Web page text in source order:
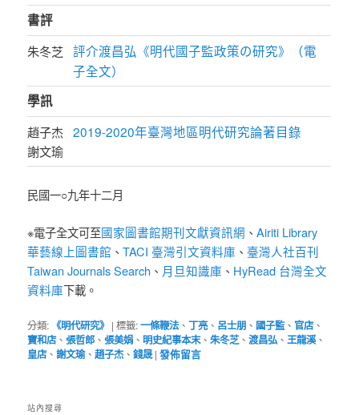
書評
朱冬芝 評介渡昌弘《明代國子監政策の研究》（電
子全文）
學訊
趙子杰
謝文瑜
2019-2020年臺灣地區明代研究論著目錄
民國一○九年十二月
※電子全文可至國家圖書館期刊文獻資訊網 、Airiti Library
華藝線上圖書館 、TACI 臺灣引文資料庫 、 臺灣人社百刊
Taiwan Journals Search 、 月旦知識庫 、 HyRead 台灣全文
資料庫下載。
分類: 《明代研究》 |標籤:一條鞭法、丁亮、 呂士朋 、 國子監、 官店、
寶和店、張哲郎 、張美娟 、 明史紀事本末、朱冬芝、渡昌弘 、王龍溪、
皇店、謝文瑜、趙子杰、錢晟 |發佈留言
站內搜尋